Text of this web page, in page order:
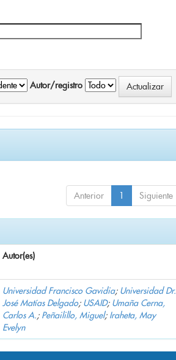
Autor/registro
Anterior 1 Siguiente
Autor(es)
Universidad Francisco Gavidia; Universidad Dr.
José Matías Delgado; USAID; Umaña Cerna,
Carlos A.; Peñailillo, Miguel; Iraheta, May
Evelyn